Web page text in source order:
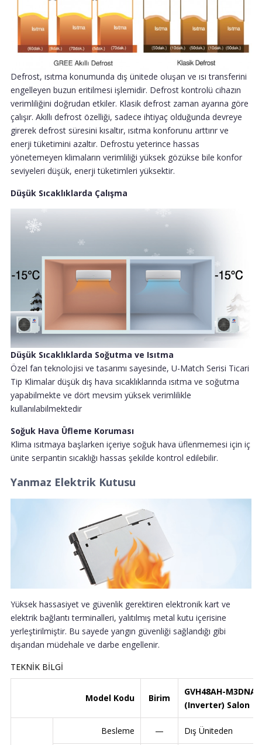
Defrost, ısıtma konumunda dış ünitede oluşan ve ısı transferini
engelleyen buzun eritilmesi işlemidir. Defrost kontrolü cihazın
verimliliğini doğrudan etkiler. Klasik defrost zaman ayarına göre
çalışır. Akıllı defrost özelliği, sadece ihtiyaç olduğunda devreye
girerek defrost süresini kısaltır, ısıtma konforunu arttırır ve
enerji tüketimini azaltır. Defrostu yeterince hassas
yönetemeyen klimaların verimliliği yüksek gözükse bile konfor
seviyeleri düşük, enerji tüketimleri yüksektir.
Düşük Sıcaklıklarda Çalışma
Düşük Sıcaklıklarda Soğutma ve Isıtma
Özel fan teknolojisi ve tasarımı sayesinde, U-Match Serisi Ticari
Tip Klimalar düşük dış hava sıcaklıklarında ısıtma ve soğutma
yapabilmekte ve dört mevsim yüksek verimlilikle
kullanılabilmektedir
Soğuk Hava Üfleme Koruması
Klima ısıtmaya başlarken içeriye soğuk hava üflenmemesi için iç
ünite serpantin sıcaklığı hassas şekilde kontrol edilebilir.
Yanmaz Elektrik Kutusu
Yüksek hassasiyet ve güvenlik gerektiren elektronik kart ve
elektrik bağlantı terminalleri, yalıtılmış metal kutu içerisine
yerleştirilmiştir. Bu sayede yangın güvenliği sağlandığı gibi
dışarıdan müdehale ve darbe engellenir.
TEKNİK BİLGİ
Model Kodu Birim
GVH48AH-
(Inverter) Salon
Besleme — Dış Üniteden